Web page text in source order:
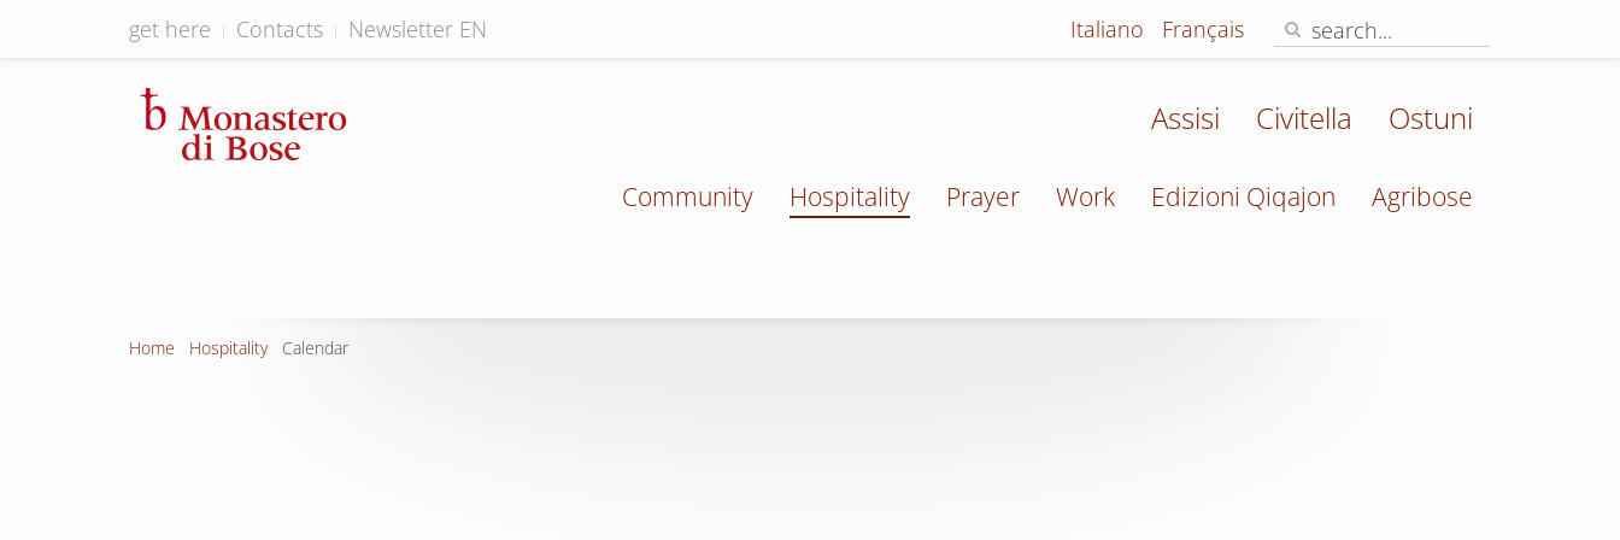
get here Contacts Newsletter EN Italiano Français
Assisi Civitella Ostuni
Community Hospitality Prayer Work Edizioni Qiqajon Agribose
Home Hospitality Calendar